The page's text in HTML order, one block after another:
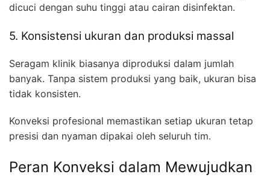
dicuci dengan suhu tinggi atau cairan disinfektan.
5. Konsistensi ukuran dan produksi massal
Seragam klinik biasanya diproduksi dalam jumlah
banyak. Tanpa sistem produksi yang baik, ukuran bisa
tidak konsisten.
Konveksi profesional memastikan setiap ukuran tetap
presisi dan nyaman dipakai oleh seluruh tim.
Peran Konveksi dalam Mewujudkan